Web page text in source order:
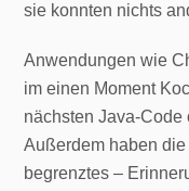
sie konnten nichts
Anwendungen wie
im einen Moment
nächsten Java-Code
Außerdem haben
begrenztes –